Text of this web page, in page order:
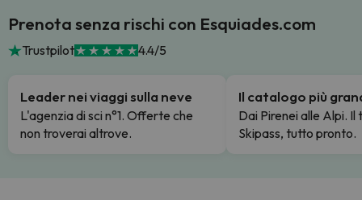
Prenota senza rischi con Esquiades.com
Trustpilot 4.4/5
Leader nei viaggi sulla neve
L'agenzia di sci n°1. Offerte che
non troverai altrove.
Il catalogo più
Dai Pirenei alle Alpi. Il
Skipass, tutto pronto.